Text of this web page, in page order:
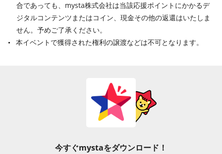
合であっても、mysta株式会社は当該応援ポイントにかかるデ
ジタルコンテンツまたはコイン、現金その他の返還はいたしま
せん。予めご了承ください。
本イベントで獲得された権利の譲渡などは不可となります。
今すぐmystaをダウンロード！